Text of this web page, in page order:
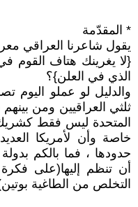
* المقدّمة
يقول شاعرنا العراقي
{لا يغرينك هتاف القوم
الذي في العلن}؟
والدليل لو عملو اليوم
ثلثي العراقيين ومن
المتحدة ليس فقط
خاصة وأن لأمريكا
حدودها ، فما بالكم
أن تنظم إليها(على
التخلص من الطاغية